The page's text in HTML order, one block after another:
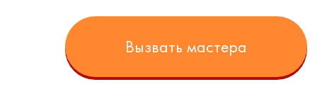
Вызвать мастера